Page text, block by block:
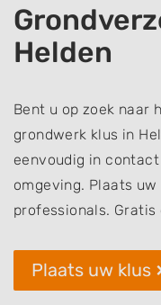
Helden
Bent u op zoek naar
grondwerk klus in
eenvoudig in
omgeving. Plaats
professionals.
Plaats uw klus